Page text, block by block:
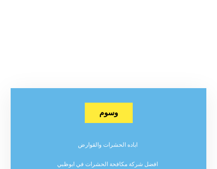
وسوم
اباده الحشرات والقوارض
افضل شركة مكافحة الحشرات في ابوظبي